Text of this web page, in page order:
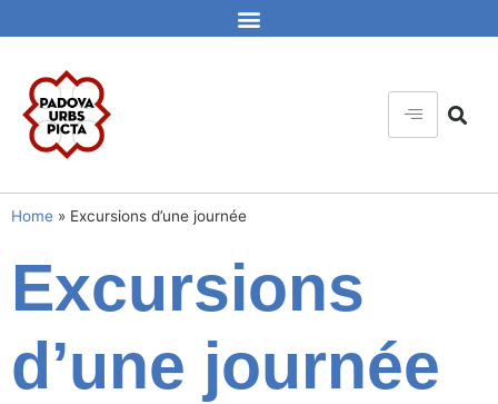
Home » Excursions d’une journée
Excursions
d’une journée